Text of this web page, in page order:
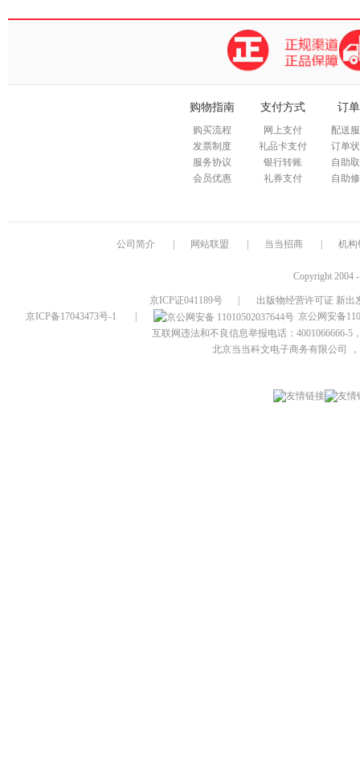
购物指南
购买流程
发票制度
服务协议
会员优惠
支付方式
网上支付
礼品卡支付
银行转账
礼券支付
订
配送
订单
自助
自助
公司简介 网站联盟 当当招商 机构
Copyright 2004
京ICP证041189号
出版物经营许可证 新出
京ICP备17043473号-1
京公网安备
互联网违法和不良信息举报电话：4001066666-5
北京当当科文电子商务有限公司